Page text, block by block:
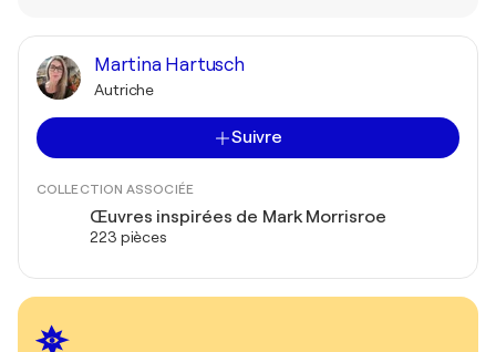
Martina Hartusch
Autriche
Suivre
COLLECTION ASSOCIÉE
Œuvres inspirées de Mark Morrisroe
223 pièces